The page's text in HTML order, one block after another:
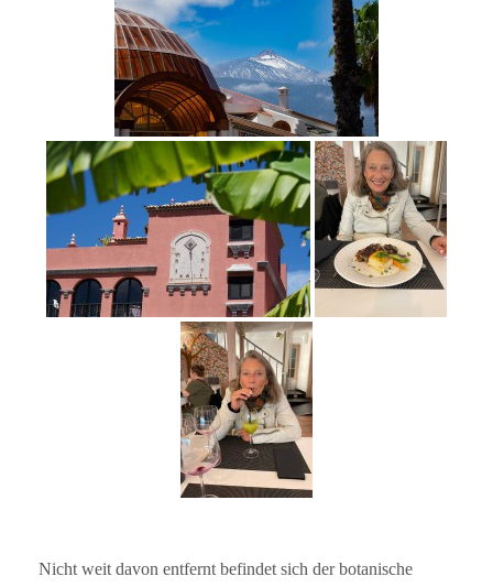
Nicht weit davon entfernt befindet sich der botanische